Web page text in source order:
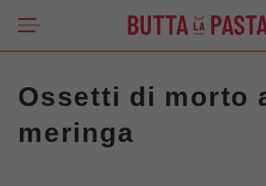
Ossetti di morto
meringa